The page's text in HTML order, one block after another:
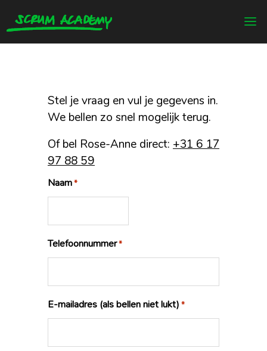
Stel je vraag en vul je gegevens in.
We bellen zo snel mogelijk terug.
Of bel Rose-Anne direct: ‭+31 6 17
97 88 59‬
Naam*
Telefoonnummer*
E-mailadres (als bellen niet lukt) *